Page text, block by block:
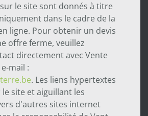
le site sont donnés à titre
dans le cadre de la
ligne. Pour obtenir un devis
offre ferme, veuillez
directement avec Vente
mail :
. Les liens hypertextes
site et aiguillant les
d'autres sites internet